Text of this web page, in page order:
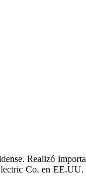
Realizó
Co. en